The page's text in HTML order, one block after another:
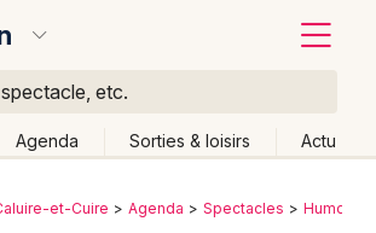
etc.
Agenda Sorties & loisirs Actu
événement
et-Cuire Agenda Spectacles Humour